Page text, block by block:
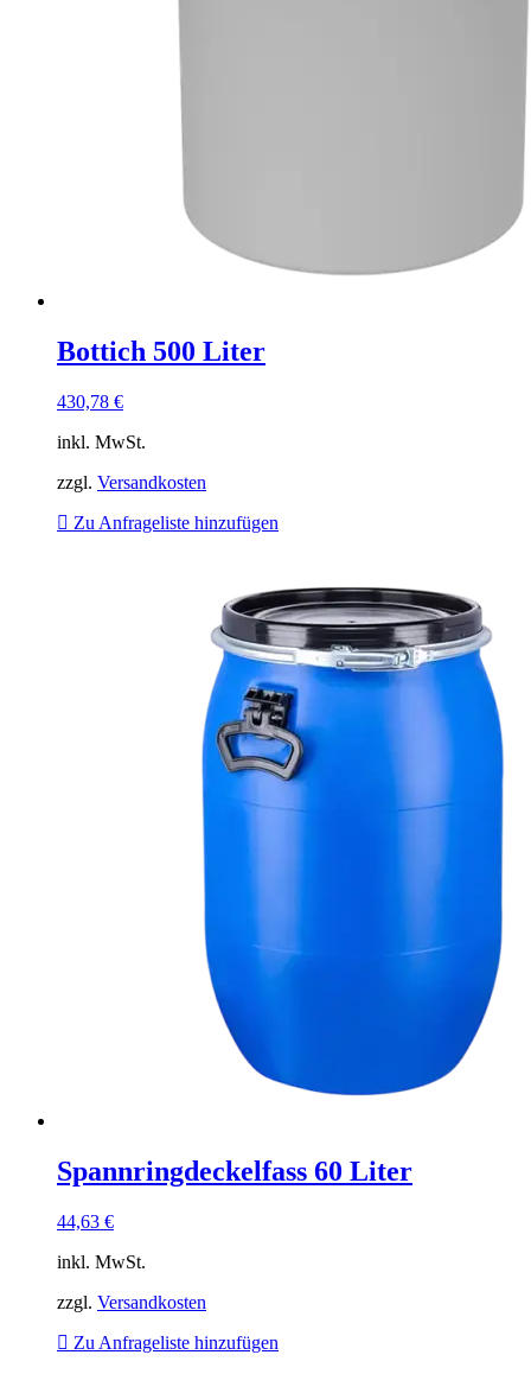
Bottich 500 Liter
430,78 €
inkl. MwSt.
zzgl. Versandkosten
Zu Anfrageliste hinzufügen
Spannringdeckelfass 60 Liter
44,63 €
inkl. MwSt.
zzgl. Versandkosten
Zu Anfrageliste hinzufügen